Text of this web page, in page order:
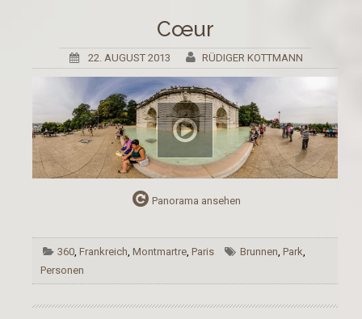
Cœur
22. AUGUST 2013 RÜDIGER KOTTMANN
Panorama ansehen
360 ,Frankreich ,Montmartre ,Paris Brunnen Park
Personen